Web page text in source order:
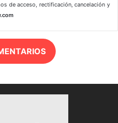
de acceso, rectificación, cancelación y